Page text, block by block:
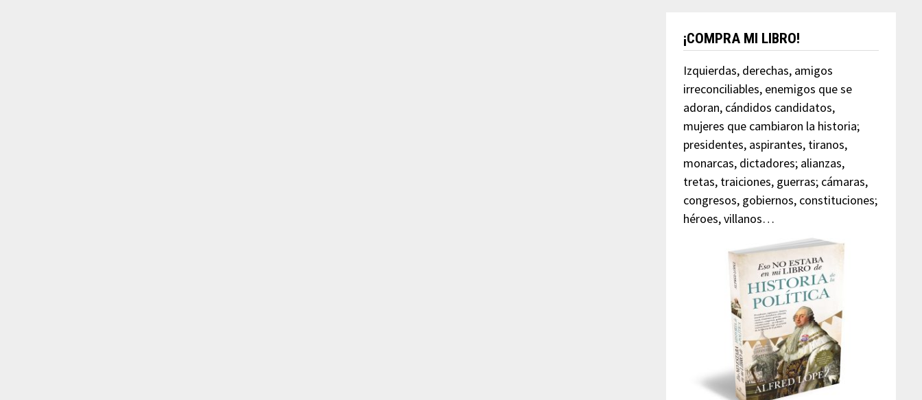
¡COMPRA MI LIBRO!
Izquierdas, derechas, amigos
irreconciliables, enemigos que se
adoran, cándidos candidatos,
mujeres que cambiaron la historia;
presidentes, aspirantes, tiranos,
monarcas, dictadores; alianzas,
tretas, traiciones, guerras; cámaras,
congresos, gobiernos, constituciones;
héroes, villanos…